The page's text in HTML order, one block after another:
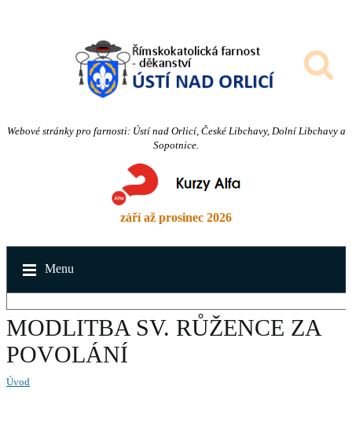
Webové stránky pro farnosti: Ústí nad Orlicí, České Libchavy, Dolní Libchavy a
Sopotnice.
září až prosinec 2026
Menu
MODLITBA SV. RŮŽENCE ZA
POVOLÁNÍ
Úvod